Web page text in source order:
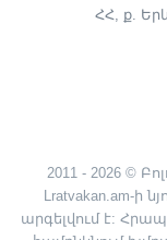
ՀՀ, ք.
2011 - 2026 ©
Lratvakan.am-ի
արգելվում է: